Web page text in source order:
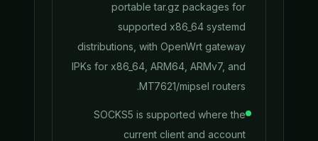
portable tar.gz packages for
supported x86_64 systemd
distributions, with OpenWrt gateway
IPKs for x86_64, ARM64, ARMv7, and
MT7621/mipsel routers.
SOCKS5 is supported where the
current client and account